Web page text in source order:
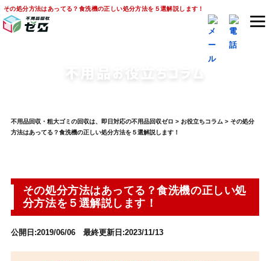
その処分方法はあってる？食洗機の正しい処分方法を５選解説します！
不用品お役立ちコラム
不用品回収・粗大ゴミの回収は、即日対応の不用品回収ゼロ > お役立ちコラム > その処分
方法はあってる？食洗機の正しい処分方法を５選解説します！
その処分方法はあってる？食洗機の正しい処
分方法を５選解説します！
公開日:2019/06/06 最終更新日:2023/11/13